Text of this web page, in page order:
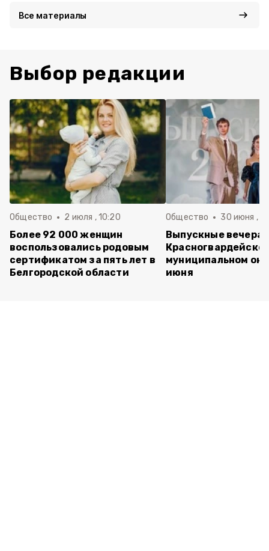
Все материалы
Выбор редакции
Общество 2 июля , 10:20
Более 92 000 женщин
воспользовались родовым
сертификатом за пять лет в
Белгородской области
Общество 30 июня ,
Выпускные вечера
муниципальном
июня